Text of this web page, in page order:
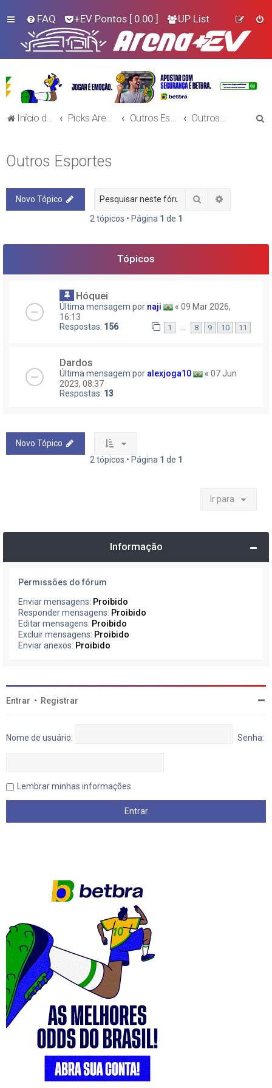
FAQ +EV Pontos [ 0.00 ] UP List
Início do Fórum!
Outros Esportes
Novo Tópico Pesquisar
2 tópicos • Página 1 de 1
Tópicos
Hóquei
Última mensagem por naji « 09 Mar 2026,
16:13
Respostas: 156 1 8 9 10 11
Dardos
Última mensagem por alexjoga10 « 07 Jun
2023, 08:37
Respostas: 13
Novo Tópico
2 tópicos • Página 1 de 1
Ir para
Informação
Permissões do fórum
Enviar mensagens: Proibido
Responder mensagens: Proibido
Editar mensagens: Proibido
Excluir mensagens: Proibido
Enviar anexos: Proibido
Entrar • Registrar
Nome de usuário: Senha:
Lembrar minhas informações